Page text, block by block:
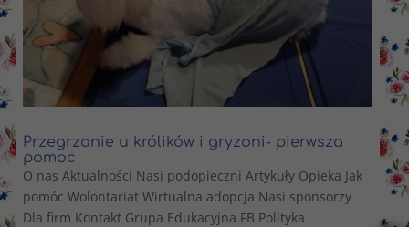
Przegrzanie u królików i gryzoni- pierwsza
pomoc
O nas Aktualności Nasi podopieczni Artykuły Opieka Jak
pomóc Wolontariat Wirtualna adopcja Nasi sponsorzy
Dla firm Kontakt Grupa Edukacyjna FB Polityka